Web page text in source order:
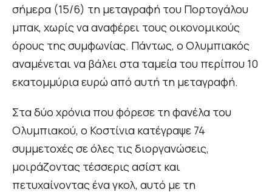
σήμερα (15/6) τη μεταγραφή του Πορτογάλου
μπακ, χωρίς να αναφέρει τους οικονομικούς
όρους της συμφωνίας. Πάντως, ο Ολυμπιακός
αναμένεται να βάλει στα ταμεία του περίπου 10
εκατομμύρια ευρώ από αυτή τη μεταγραφή.
Στα δύο χρόνια που φόρεσε τη φανέλα του
Ολυμπιακού, ο Κοστίνια κατέγραψε 74
συμμετοχές σε όλες τις διοργανώσεις,
μοιράζοντας τέσσερις ασίστ και
πετυχαίνοντας ένα γκολ, αυτό με τη